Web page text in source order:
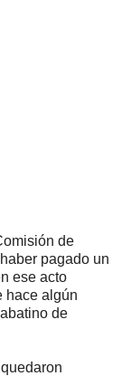
de
pagado un
ese acto
hace algún
de